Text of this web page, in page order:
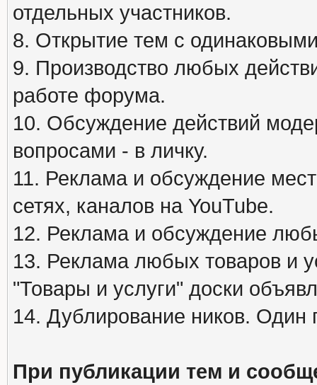
отдельных участников.
8. Открытие тем с
9. Производство любых
работе форума.
10. Обсуждение действий
вопросами - в личку.
11. Реклама и обсуждение
сетях, каналов на YouTube.
12. Реклама и обсуждение
13. Реклама любых товаров и
"Товары и услуги" доски
14. Дублирование ников. Один
При публикации тем и